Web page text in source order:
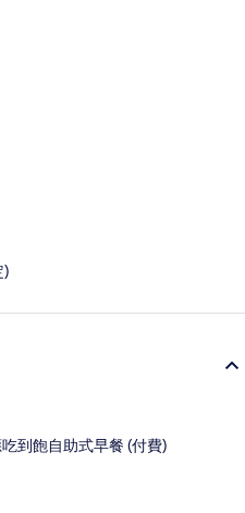
)
到飽自助式早餐 (付費)